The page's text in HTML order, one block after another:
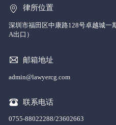
律所位置
深圳市福田区中康路128号卓越城一
A出口）
邮箱地址
admin@lawyercg.com
联系电话
0755-88022288/23602663